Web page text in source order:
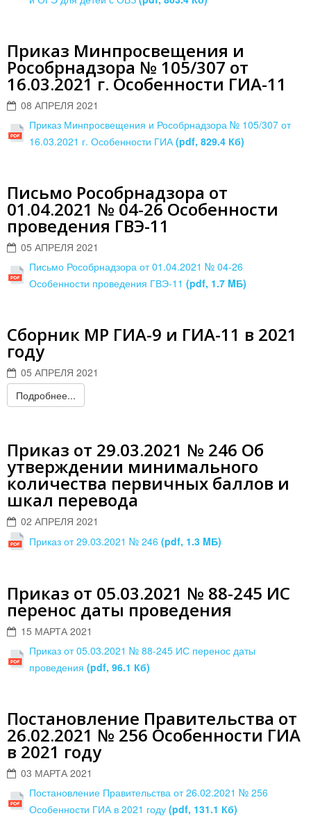
Приказ Минпросвещения и
Рособрнадзора № 105/307 от
16.03.2021 г. Особенности ГИА-11
08 АПРЕЛЯ 2021
Приказ Минпросвещения и Рособрнадзора № 105/307 от
16.03.2021 г. Особенности ГИА(pdf, 829.4 Кб)
Письмо Рособрнадзора от
01.04.2021 № 04-26 Особенности
проведения ГВЭ-11
05 АПРЕЛЯ 2021
Письмо Рособрнадзора от 01.04.2021 № 04-26
Особенности проведения ГВЭ-11 (pdf, 1.7 MБ)
Сборник МР ГИА-9 и ГИА-11 в 2021
году
05 АПРЕЛЯ 2021
Подробнее...
Приказ от 29.03.2021 № 246 Об
утверждении минимального
количества первичных баллов и
шкал перевода
02 АПРЕЛЯ 2021
Приказ от 29.03.2021 № 246 (pdf, 1.3 MБ)
Приказ от 05.03.2021 № 88-245 ИС
перенос даты проведения
15 МАРТА 2021
Приказ от 05.03.2021 № 88-245 ИС перенос даты
проведения (pdf, 96.1 Кб)
Постановление Правительства от
26.02.2021 № 256 Особенности ГИА
в 2021 году
03 МАРТА 2021
Постановление Правительства от 26.02.2021 № 256
Особенности ГИА в 2021 году (pdf, 131.1 Кб)